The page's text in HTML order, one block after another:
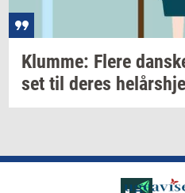
Klum­me: Flere
set til deres